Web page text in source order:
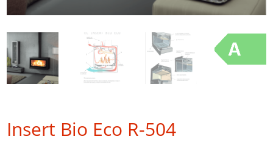
Insert Bio Eco R-504